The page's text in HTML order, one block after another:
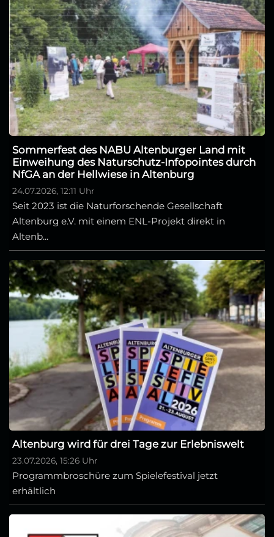
Sommerfest des NABU Altenburger Land mit
Einweihung des Naturschutz-Infopointes durch
NfGA an der Hellwiese in Altenburg
24.07.2026, 12:11 Uhr
Seit 2023 ist die Naturforschende Gesellschaft
Altenburg e.V. mit einem ENL-Projekt direkt in
Altenb...
Altenburg wird für drei Tage zur Erlebniswelt
23.07.2026, 15:26 Uhr
Programmbroschüre zum Spielefestival jetzt
erhältlich